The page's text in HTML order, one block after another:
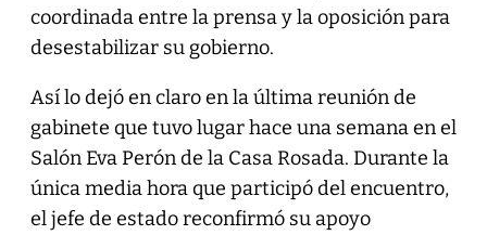
coordinada entre la prensa y la oposición para
desestabilizar su gobierno.
Así lo dejó en claro en la última reunión de
gabinete que tuvo lugar hace una semana en el
Salón Eva Perón de la Casa Rosada. Durante la
única media hora que participó del encuentro,
el jefe de estado reconfirmó su apoyo